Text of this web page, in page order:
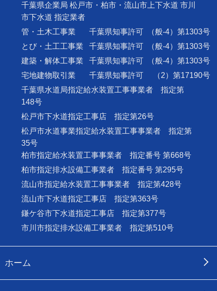
千葉県企業局 松戸市・柏市・流山市上下水道 市川
市下水道 指定業者
管・土木工事業
千葉県知事許可
（般-4）第1303号
とび・土工工事業
千葉県知事許可
（般-4）第1303号
建築・解体工事業
千葉県知事許可
（般-4）第1303号
宅地建物取引業
千葉県知事許可
（2）第17190号
千葉県水道局指定給水装置工事事業者 指定第
148号
松戸市下水道指定工事店 指定第26号
松戸市水道事業指定給水装置工事事業者 指定第
35号
柏市指定給水装置工事事業者 指定番号 第668号
柏市指定排水設備工事業者 指定番号 第295号
流山市指定給水装置工事事業者 指定第428号
流山市下水道指定工事店 指定第363号
鎌ケ谷市下水道指定工事店 指定第377号
市川市指定排水設備工事業者 指定第510号
ホーム